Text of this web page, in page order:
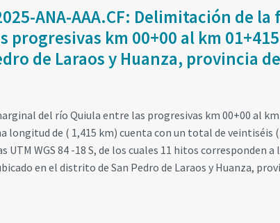
ANA-AAA.CF: Delimitación de la
km 00+00 al km 01+415
de Laraos y Huanza, provincia de
del río Quiula entre las progresivas km 00+00 al km
longitud de ( 1,415 km) cuenta con un total de veintiséis
WGS 84 -18 S, de los cuales 11 hitos corresponden a
en el distrito de San Pedro de Laraos y Huanza,